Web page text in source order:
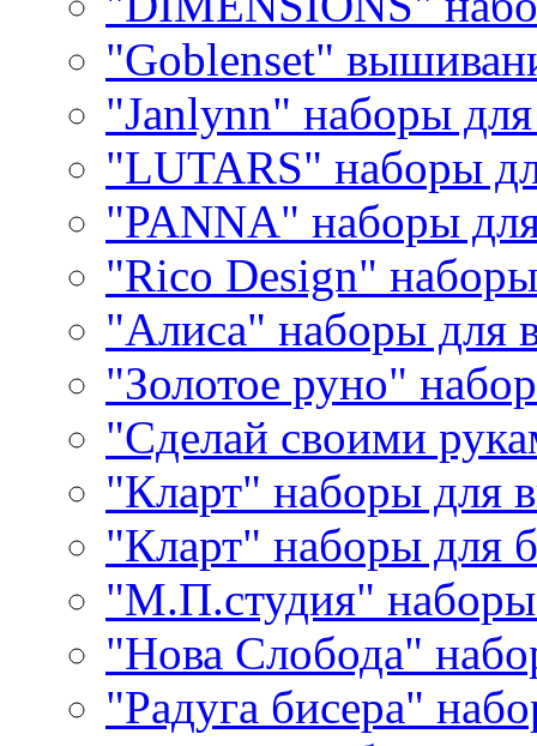
"Goblenset"
"Janlynn" наборы
"LUTARS" наборы
"PANNA" наборы
"Rico Design"
"Алиса" наборы для
"Золотое руно"
"Сделай своими
"Кларт" наборы для
"Кларт" наборы для
"М.П.студия"
"Нова Слобода"
"Радуга бисера"